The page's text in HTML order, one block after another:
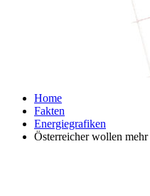
Home
Fakten
Energiegrafiken
Österreicher wollen